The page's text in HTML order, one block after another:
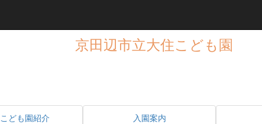
京田辺市立大住こども園
ども園紹介 入園案内